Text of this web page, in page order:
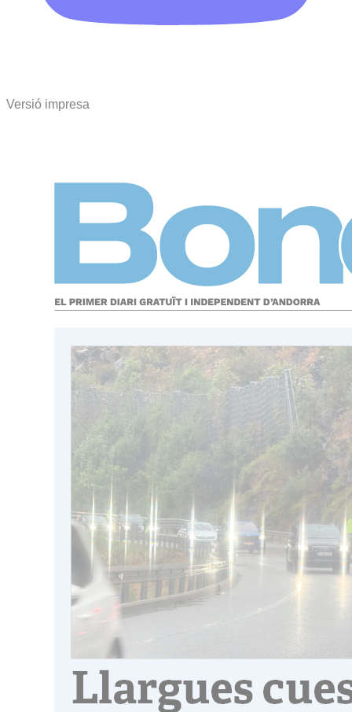
Versió impresa